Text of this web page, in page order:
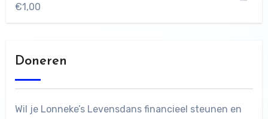
€1,00
Doneren
Wil je Lonneke’s Levensdans financieel steunen en